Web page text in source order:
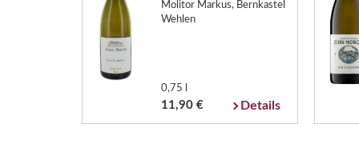
Molitor Markus, Bernkastel
Wehlen
0,75 l
11,90 € Details